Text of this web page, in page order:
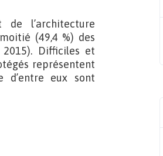
l’architecture
(49,4 %) des
Difficiles et
représentent
d’entre eux sont